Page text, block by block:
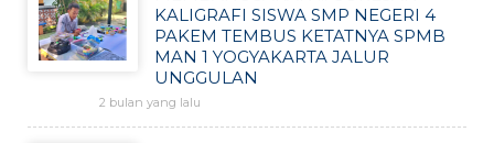
KALIGRAFI SISWA SMP NEGERI 4
PAKEM TEMBUS KETATNYA SPMB
MAN 1 YOGYAKARTA JALUR
UNGGULAN
2 bulan yang lalu